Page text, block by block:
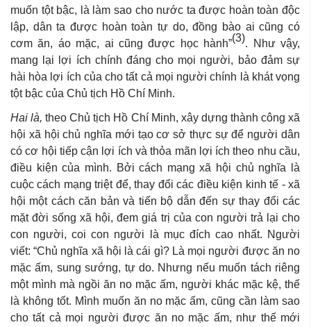
muốn tột bậc, là làm sao cho nước ta được hoàn toàn độc
lập, dân ta được hoàn toàn tự do, đồng bào ai cũng có
cơm ăn, áo mặc, ai cũng được học hành”(3). Như vậy,
mang lại lợi ích chính đáng cho mọi người, bảo đảm sự
hài hòa lợi ích của cho tất cả mọi người chính là khát vọng
tột bậc của Chủ tịch Hồ Chí Minh.
Hai là, theo Chủ tịch Hồ Chí Minh, xây dựng thành công xã
hội xã hội chủ nghĩa mới tạo cơ sở thực sự để người dân
có cơ hội tiếp cận lợi ích và thỏa mãn lợi ích theo nhu cầu,
điều kiện của mình. Bởi cách mạng xã hội chủ nghĩa là
cuộc cách mạng triệt để, thay đổi các điều kiện kinh tế - xã
hội một cách căn bản và tiến bộ dẫn đến sự thay đổi các
mặt đời sống xã hội, đem giá trị của con người trả lại cho
con người, coi con người là mục đích cao nhất. Người
viết: “Chủ nghĩa xã hội là cái gì? Là mọi người được ăn no
mặc ấm, sung sướng, tự do. Nhưng nếu muốn tách riêng
một mình mà ngồi ăn no mặc ấm, người khác mặc kệ, thế
là không tốt. Mình muốn ăn no mặc ấm, cũng cần làm sao
cho tất cả mọi người được ăn no mặc ấm, như thế mới